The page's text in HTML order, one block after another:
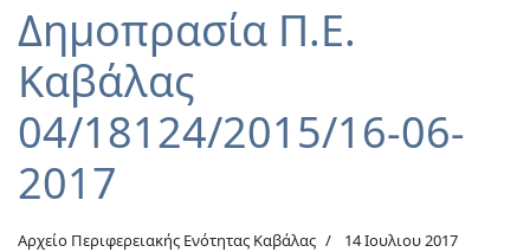
Δημοπρασία Π.Ε.
Καβάλας
04/18124/2015/16-06-
2017
Αρχείο Περιφερειακής Ενότητας Καβάλας 14 Ιουλιου 2017